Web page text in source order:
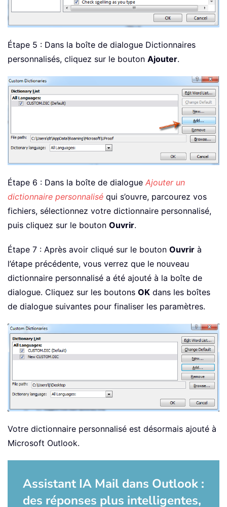
Étape 5 : Dans la boîte de dialogue Dictionnaires
personnalisés, cliquez sur le bouton Ajouter.
Étape 6 : Dans la boîte de dialogue Ajouter un
dictionnaire personnalisé qui s’ouvre, parcourez vos
fichiers, sélectionnez votre dictionnaire personnalisé,
puis cliquez sur le bouton Ouvrir.
Étape 7 : Après avoir cliqué sur le bouton Ouvrir à
l’étape précédente, vous verrez que le nouveau
dictionnaire personnalisé a été ajouté à la boîte de
dialogue. Cliquez sur les boutons OK dans les boîtes
de dialogue suivantes pour finaliser les paramètres.
Votre dictionnaire personnalisé est désormais ajouté à
Microsoft Outlook.
Assistant IA Mail dans Outlook :
des réponses plus intelligentes,